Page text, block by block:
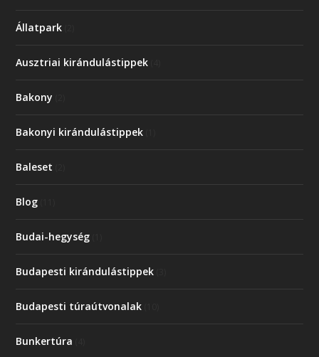
Állatpark
Ausztriai kirándulástippek
Bakony
Bakonyi kirándulástippek
Baleset
Blog
Budai-hegység
Budapesti kirándulástippek
Budapesti túraútvonalak
Bunkertúra